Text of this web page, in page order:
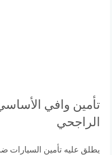
تأمين وافي
الراجحي
يطلق عليه تأمين السيارات